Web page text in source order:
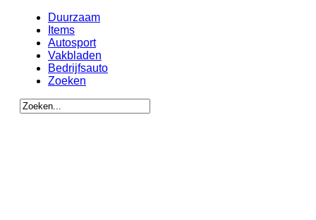
Duurzaam
Items
Autosport
Vakbladen
Bedrijfsauto
Zoeken